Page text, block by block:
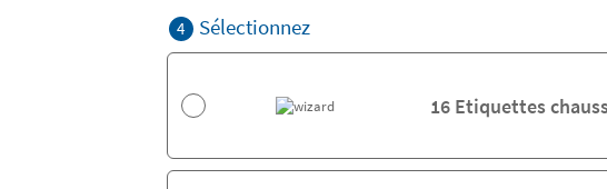
Textures
4 Sélectionnez
16 Etiquettes